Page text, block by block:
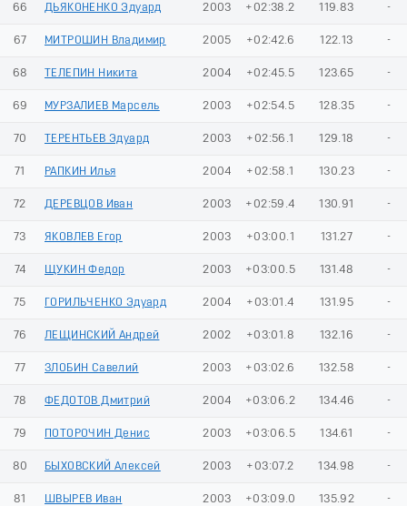
66 ДЬЯКОНЕНКО Эдуард 2003 +02:38.2 119.83 -
67 МИТРОШИН Владимир 2005 +02:42.6 122.13 -
68 ТЕЛЕПИН Никита 2004 +02:45.5 123.65 -
69 МУРЗАЛИЕВ Марсель 2003 +02:54.5 128.35 -
70 ТЕРЕНТЬЕВ Эдуард 2003 +02:56.1 129.18 -
71 РАПКИН Илья 2004 +02:58.1 130.23 -
72 ДЕРЕВЦОВ Иван 2003 +02:59.4 130.91 -
73 ЯКОВЛЕВ Егор 2003 +03:00.1 131.27 -
74 ЩУКИН Федор 2003 +03:00.5 131.48 -
75 ГОРИЛЬЧЕНКО Эдуард 2004 +03:01.4 131.95 -
76 ЛЕЩИНСКИЙ Андрей 2002 +03:01.8 132.16 -
77 ЗЛОБИН Савелий 2003 +03:02.6 132.58 -
78 ФЕДОТОВ Дмитрий 2004 +03:06.2 134.46 -
79 ПОТОРОЧИН Денис 2003 +03:06.5 134.61 -
80 БЫХОВСКИЙ Алексей 2003 +03:07.2 134.98 -
81 ШВЫРЕВ Иван 2003 +03:09.0 135.92 -